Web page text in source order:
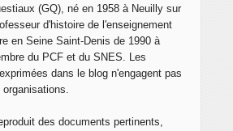
(GQ), né en 1958 à Neuilly sur
d'histoire de l'enseignement
en Seine Saint-Denis de 1990 à
du PCF et du SNES. Les
dans le blog n'engagent pas
des documents pertinents,